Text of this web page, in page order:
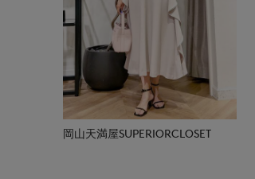
岡山天満屋SUPERIORCLOSET